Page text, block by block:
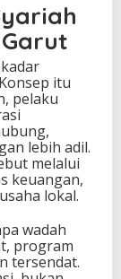
itu
pelaku
lebih adil.
melalui
keuangan,
lokal.
wadah
program
tersendat.